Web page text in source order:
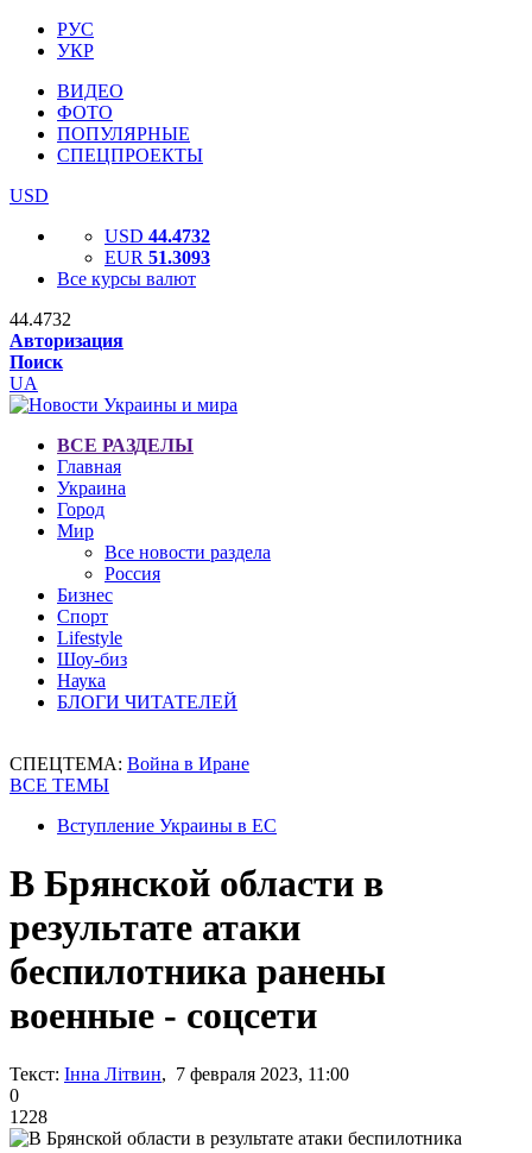
РУС
УКР
ВИДЕО
ФОТО
ПОПУЛЯРНЫЕ
СПЕЦПРОЕКТЫ
USD
USD 44.4732
EUR 51.3093
Все курсы валют
44.4732
Авторизация
Поиск
UA
ВСЕ РАЗДЕЛЫ
Главная
Украина
Город
Мир
Все новости раздела
Россия
Бизнес
Спорт
Lifestyle
Шоу-биз
Наука
БЛОГИ ЧИТАТЕЛЕЙ
СПЕЦТЕМА: Война в Иране
ВСЕ ТЕМЫ
Вступление Украины в ЕС
В Брянской области в
результате атаки
беспилотника ранены
военные - соцсети
Текст: Інна Літвин, 7 февраля 2023, 11:00
0
1228